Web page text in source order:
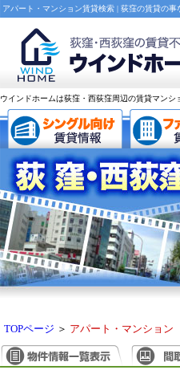
アパート・マンション賃貸検索 | 荻窪の賃貸の
ウインドホームは荻窪・西荻窪周辺の賃貸マン
TOPページ ＞ アパート・マンション